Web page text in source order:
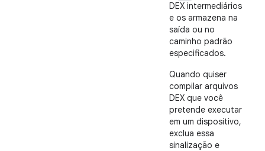
DEX intermediários
e os armazena na
saída ou no
caminho padrão
especificados.
Quando quiser
compilar arquivos
DEX que você
pretende executar
em um dispositivo,
exclua essa
sinalização e